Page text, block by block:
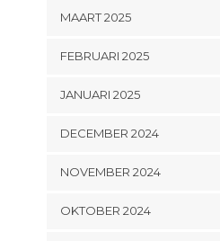
MAART 2025
FEBRUARI 2025
JANUARI 2025
DECEMBER 2024
NOVEMBER 2024
OKTOBER 2024